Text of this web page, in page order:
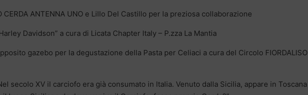
CERDA ANTENNA UNO e Lillo Del Castillo per la preziosa collaborazione
Davidson” a cura di Licata Chapter Italy – P.zza La Mantia
gazebo per la degustazione della Pasta per Celiaci a cura del Circolo FIORDALISO
secolo XV il carciofo era già consumato in Italia. Venuto dalla Sicilia, appare in Toscana